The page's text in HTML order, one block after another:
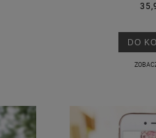
DO